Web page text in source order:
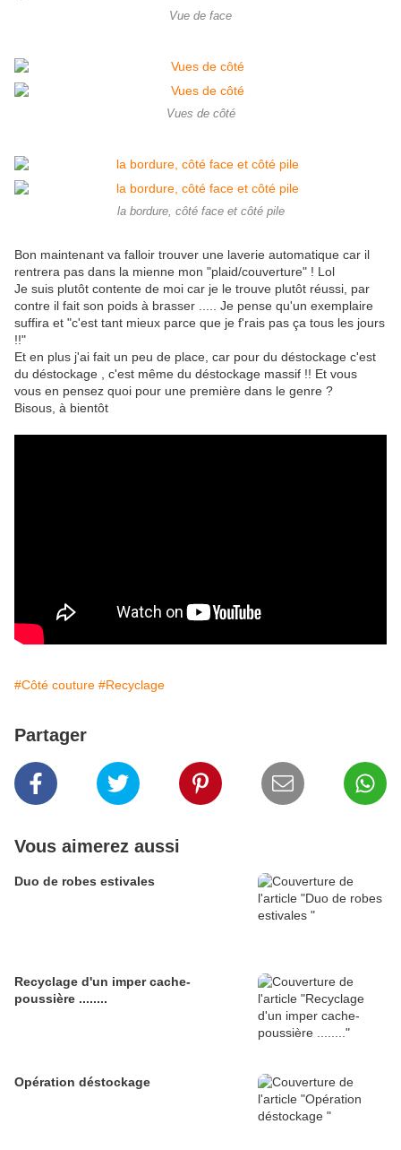
Vue de face
Vues de côté
la bordure, côté face et côté pile
Bon maintenant va falloir trouver une laverie automatique car il
rentrera pas dans la mienne mon "plaid/couverture" ! Lol
Je suis plutôt contente de moi car je le trouve plutôt réussi, par
contre il fait son poids à brasser ..... Je pense qu'un exemplaire
suffira et "c'est tant mieux parce que je f'rais pas ça tous les jours
!!"
Et en plus j'ai fait un peu de place, car pour du déstockage c'est
du déstockage , c'est même du déstockage massif !! Et vous
vous en pensez quoi pour une première dans le genre ?
Bisous, à bientôt
#Côté couture #Recyclage
Partager
Vous aimerez aussi
Duo de robes estivales
Recyclage d'un imper cache-
poussière ........
Opération déstockage